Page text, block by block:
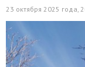
23 октября 2025 года,